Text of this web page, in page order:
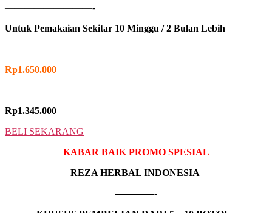
—————————-
Untuk Pemakaian Sekitar 10 Minggu / 2 Bulan Lebih
Rp1.650.000
Rp1.345.000
BELI SEKARANG
KABAR BAIK PROMO SPESIAL
REZA HERBAL INDONESIA
————-